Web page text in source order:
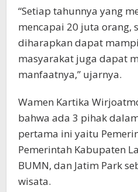
“Setiap tahunnya yang
mencapai 20 juta orang,
diharapkan dapat
masyarakat juga dapat
manfaatnya,” ujarnya.
Wamen Kartika
bahwa ada 3 pihak
pertama ini yaitu
Pemerintah Kabupaten
BUMN, dan Jatim Park
wisata.